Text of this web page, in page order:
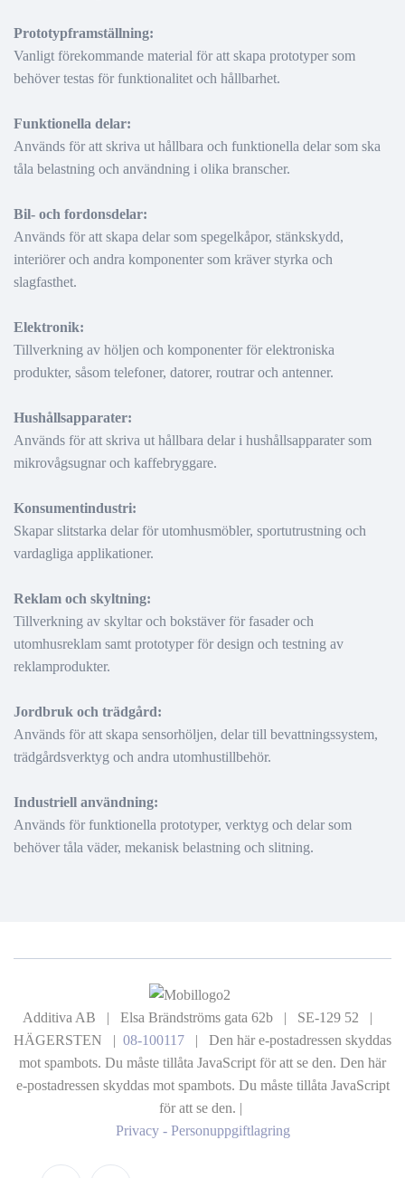
Prototypframställning:
Vanligt förekommande material för att skapa prototyper som
behöver testas för funktionalitet och hållbarhet.
Funktionella delar:
Används för att skriva ut hållbara och funktionella delar som ska
tåla belastning och användning i olika branscher.
Bil- och fordonsdelar:
Används för att skapa delar som spegelkåpor, stänkskydd,
interiörer och andra komponenter som kräver styrka och
slagfasthet.
Elektronik:
Tillverkning av höljen och komponenter för elektroniska
produkter, såsom telefoner, datorer, routrar och antenner.
Hushållsapparater:
Används för att skriva ut hållbara delar i hushållsapparater som
mikrovågsugnar och kaffebryggare.
Konsumentindustri:
Skapar slitstarka delar för utomhusmöbler, sportutrustning och
vardagliga applikationer.
Reklam och skyltning:
Tillverkning av skyltar och bokstäver för fasader och
utomhusreklam samt prototyper för design och testning av
reklamprodukter.
Jordbruk och trädgård:
Används för att skapa sensorhöljen, delar till bevattningssystem,
trädgårdsverktyg och andra utomhustillbehör.
Industriell användning:
Används för funktionella prototyper, verktyg och delar som
behöver tåla väder, mekanisk belastning och slitning.
Additiva AB | Elsa Brändströms gata 62b | SE-129 52 |
HÄGERSTEN | 08-100117 | Den här e-postadressen skyddas
mot spambots. Du måste tillåta JavaScript för att se den. Den här
e-postadressen skyddas mot spambots. Du måste tillåta JavaScript
för att se den. |
Privacy - Personuppgiftlagring